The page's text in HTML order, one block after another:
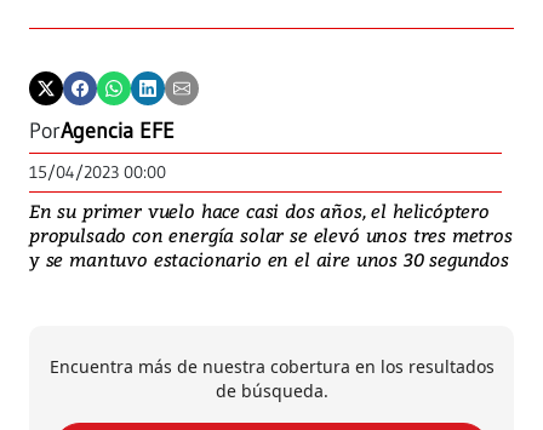
PorAgencia EFE
15/04/2023 00:00
En su primer vuelo hace casi dos años, el helicóptero
propulsado con energía solar se elevó unos tres metros
y se mantuvo estacionario en el aire unos 30 segundos
Encuentra más de nuestra cobertura en los resultados
de búsqueda.